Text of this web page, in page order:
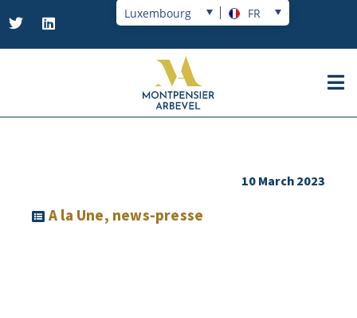
Luxembourg FR
10 March 2023
A la Une, news-presse